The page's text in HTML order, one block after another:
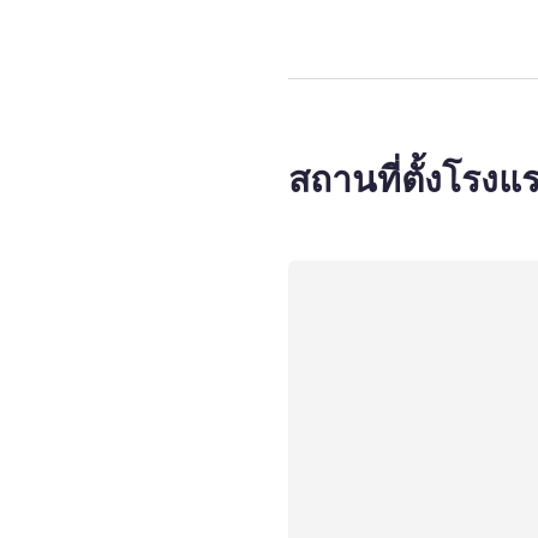
สถานที่ตั้งโรงแ